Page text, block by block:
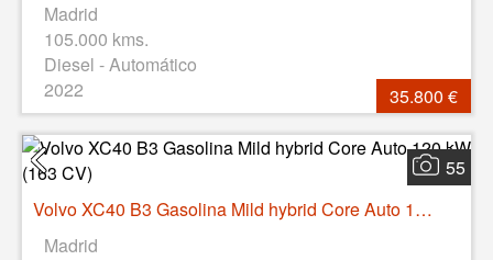
Madrid
105.000 kms.
Diesel - Automático
2022
35.800 €
55
Volvo XC40 B3 Gasolina Mild hybrid Core Auto 120 kW (163 CV)
Madrid